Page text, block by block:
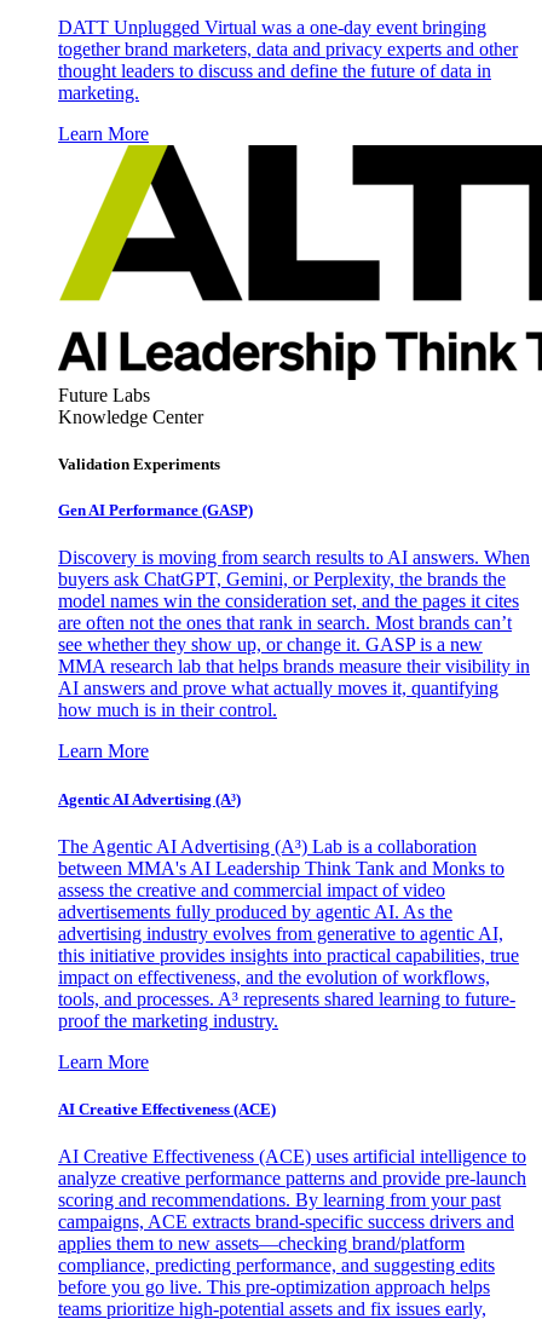
DATT Unplugged Virtual was a one-day event bringing
together brand marketers, data and privacy experts and other
thought leaders to discuss and define the future of data in
marketing.
Learn More
Future Labs
Knowledge Center
Validation Experiments
Gen AI Performance (GASP)
Discovery is moving from search results to AI answers. When
buyers ask ChatGPT, Gemini, or Perplexity, the brands the
model names win the consideration set, and the pages it cites
are often not the ones that rank in search. Most brands can’t
see whether they show up, or change it. GASP is a new
MMA research lab that helps brands measure their visibility in
AI answers and prove what actually moves it, quantifying
how much is in their control.
Learn More
Agentic AI Advertising (A³)
The Agentic AI Advertising (A³) Lab is a collaboration
between MMA's AI Leadership Think Tank and Monks to
assess the creative and commercial impact of video
advertisements fully produced by agentic AI. As the
advertising industry evolves from generative to agentic AI,
this initiative provides insights into practical capabilities, true
impact on effectiveness, and the evolution of workflows,
tools, and processes. A³ represents shared learning to future-
proof the marketing industry.
Learn More
AI Creative Effectiveness (ACE)
AI Creative Effectiveness (ACE) uses artificial intelligence to
analyze creative performance patterns and provide pre-launch
scoring and recommendations. By learning from your past
campaigns, ACE extracts brand-specific success drivers and
applies them to new assets—checking brand/platform
compliance, predicting performance, and suggesting edits
before you go live. This pre-optimization approach helps
teams prioritize high-potential assets and fix issues early,